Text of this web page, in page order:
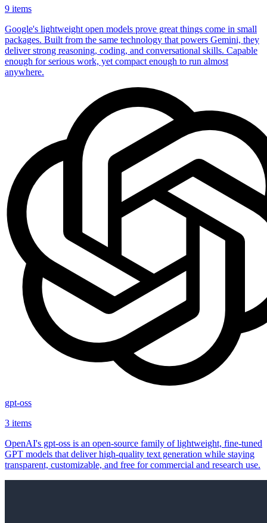
9 items
Google's lightweight open models prove great things come in small
packages. Built from the same technology that powers Gemini, they
deliver strong reasoning, coding, and conversational skills. Capable
enough for serious work, yet compact enough to run almost
anywhere.
gpt-oss
3 items
OpenAI's gpt-oss is an open‑source family of lightweight, fine‑tuned
GPT models that deliver high‑quality text generation while staying
transparent, customizable, and free for commercial and research use.